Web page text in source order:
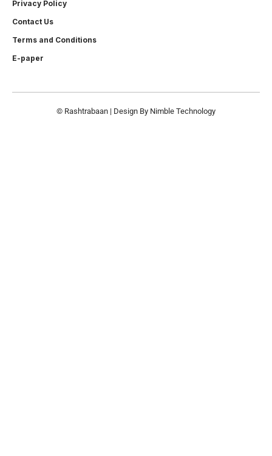
Privacy Policy
Contact Us
Terms and Conditions
E-paper
© Rashtrabaan | Design By Nimble Technology